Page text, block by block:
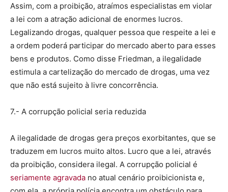
Assim, com a proibição, atraímos especialistas em violar
a lei com a atração adicional de enormes lucros.
Legalizando drogas, qualquer pessoa que respeite a lei e
a ordem poderá participar do mercado aberto para esses
bens e produtos. Como disse Friedman, a ilegalidade
estimula a cartelização do mercado de drogas, uma vez
que não está sujeito à livre concorrência.
7.- A corrupção policial seria reduzida
A ilegalidade de drogas gera preços exorbitantes, que se
traduzem em lucros muito altos. Lucro que a lei, através
da proibição, considera ilegal. A corrupção policial é
seriamente agravada no atual cenário proibicionista e,